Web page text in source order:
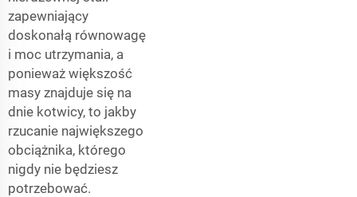
zapewniający
doskonałą równowagę
i moc utrzymania, a
ponieważ większość
masy znajduje się na
dnie kotwicy, to jakby
rzucanie największego
obciążnika, którego
nigdy nie będziesz
potrzebować.